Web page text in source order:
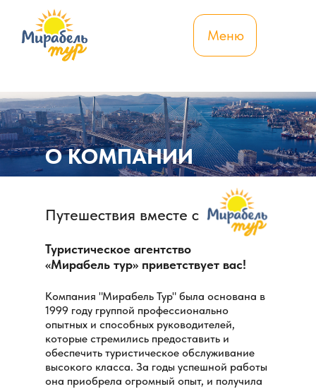
Меню
О КОМПАНИИ
Путешествия вместе с
Туристическое агентство
«Мирабель тур» приветствует вас!
Компания "Мирабель Тур" была основана в
1999 году группой профессионально
опытных и способных руководителей,
которые стремились предоставить и
обеспечить туристическое обслуживание
высокого класса. За годы успешной работы
она приобрела огромный опыт, и получила